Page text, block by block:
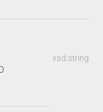
xsd:string